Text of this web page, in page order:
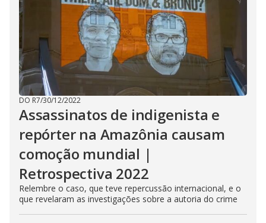
DO R7/30/12/2022
Assassinatos de indigenista e
repórter na Amazônia causam
comoção mundial |
Retrospectiva 2022
Relembre o caso, que teve repercussão internacional, e o
que revelaram as investigações sobre a autoria do crime